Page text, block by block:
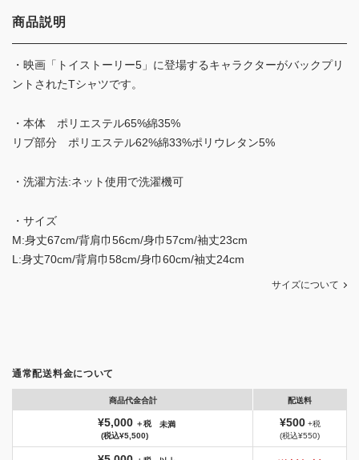
商品説明
・映画「トイストーリー5」に登場するキャラクターがバックプリ
ントされたTシャツです。
・本体 ポリエステル65%綿35%
リブ部分 ポリエステル62%綿33%ポリウレタン5%
・洗濯方法:ネット使用で洗濯機可
・サイズ
M:身丈67cm/背肩巾56cm/身巾57cm/袖丈23cm
L:身丈70cm/背肩巾58cm/身巾60cm/袖丈24cm
サイズについて
通常配送料金について
商品代金合計 配送料
¥5,000 ＋税
(税込¥5,500)
未満 ¥500+税
(税込¥550)